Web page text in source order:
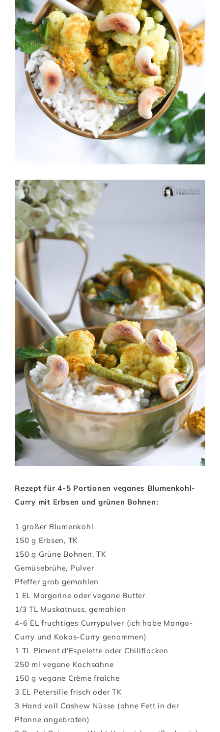
Rezept für 4-5 Portionen veganes Blumenkohl-
Curry mit Erbsen und grünen Bohnen:
1 großer Blumenkohl
150 g Erbsen, TK
150 g Grüne Bohnen, TK
Gemüsebrühe, Pulver
Pfeffer grob gemahlen
1 EL Margarine oder vegane Butter
1/3 TL Muskatnuss, gemahlen
4-6 EL fruchtiges Currypulver (ich habe Mango-
Curry und Kokos-Curry genommen)
1 TL Piment d‘Espelette oder Chiliflocken
250 ml vegane Kochsahne
150 g vegane Crème fraîche
3 EL Petersilie frisch oder TK
3 Hand voll Cashew Nüsse (ohne Fett in der
Pfanne angebraten)